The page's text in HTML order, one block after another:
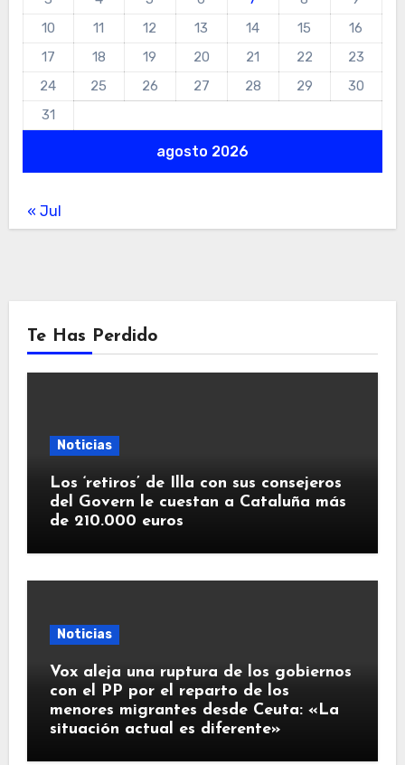
agosto 2026
10
11 12 13 14 15
16
17
18 19 20 21 22
23
24
25 26 27 28 29
30
31
« Jul
Te Has Perdido
Noticias
Los ‘retiros’ de Illa con sus consejeros
del Govern le cuestan a Cataluña más
de 210.000 euros
Noticias
Vox aleja una ruptura de los gobiernos
con el PP por el reparto de los
menores migrantes desde Ceuta: «La
situación actual es diferente»